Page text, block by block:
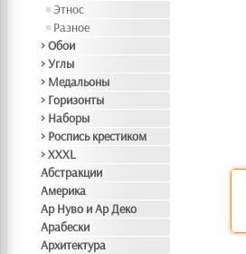
Этнос
Разное
> Обои
> Углы
> Медальоны
> Горизонты
> Наборы
> Роспись крестиком
> XXXL
Абстракции
Америка
Ар Нуво и Ар Деко
Арабески
Архитектура